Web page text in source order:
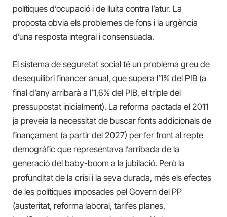
polítiques d’ocupació i de lluita contra l’atur. La
proposta obvia els problemes de fons i la urgència
d’una resposta integral i consensuada.
El sistema de seguretat social té un problema greu de
desequilibri financer anual, que supera l’1% del PIB (a
final d’any arribarà a l’1,6% del PIB, el triple del
pressupostat inicialment). La reforma pactada el 2011
ja preveia la necessitat de buscar fonts addicionals de
finançament (a partir del 2027) per fer front al repte
demogràfic que representava l’arribada de la
generació del baby-boom a la jubilació. Però la
profunditat de la crisi i la seva durada, més els efectes
de les polítiques imposades pel Govern del PP
(austeritat, reforma laboral, tarifes planes,